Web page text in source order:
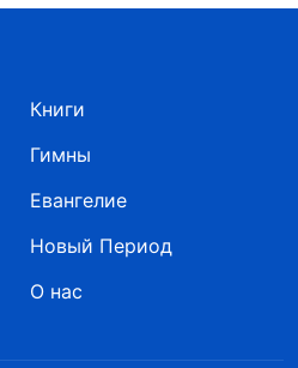
Книги
Гимны
Евангелие
Новый Период
О нас